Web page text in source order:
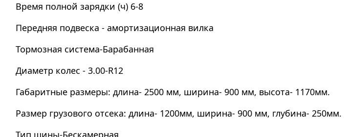
Время полной зарядки (ч) 6-8
Передняя подвеска - амортизационная вилка
Тормозная система-Барабанная
Диаметр колес - 3.00-R12
Габаритные размеры: длина- 2500 мм, ширина- 900 мм, высота- 1170мм.
Размер грузового отсека: длина- 1200мм, ширина- 900 мм, глубина- 250мм.
Тип шины-Бескамерная